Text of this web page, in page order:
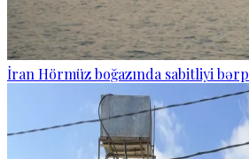
İran Hörmüz boğazında sabitliyi